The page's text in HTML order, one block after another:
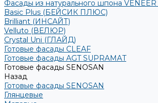
Фасады из натурального шпона
Basic Plus (БЕЙСИК ПЛЮС)
Brilliant (ИНСАЙТ)
Velluto (ВЕЛЮР)
Crystal Uni (ГЛАЙД)
Готовые фасады CLEAF
Готовые фасады AGT SUPRAMAT
Готовые фасады SENOSAN
Назад
Готовые фасады SENOSAN
Глянцевые